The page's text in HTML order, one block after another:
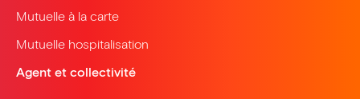
Mutuelle à la carte
Mutuelle hospitalisation
Agent et collectivité